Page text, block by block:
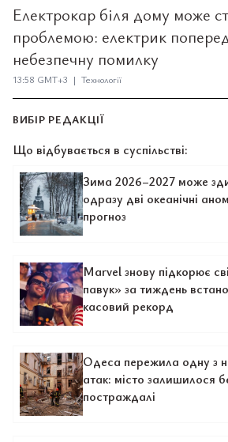
Електрокар біля дому може
проблемою: електрик
небезпечну помилку
13:58 GMT+3 | Технології
ВИБІР РЕДАКЦІЇ
Що відбувається в суспільстві:
Зима 2026–2027 може
одразу дві океанічні
прогноз
Marvel знову підкорює
павук» за тиждень
касовий рекорд
Одеса пережила одну з
атак: місто залишилося
постраждалі